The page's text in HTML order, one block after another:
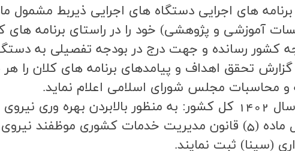
آموزشي و پژوهشي) خود را در راستاي برنامه هاي
كشور رسانده و جهت درج در بودجه تفصيلي به
تحقق اهداف و پيامدهاي برنامه هاي كلان را هر
محاسبات مجلس شوراي اسلامي اعلام نمايد.
بند (ج) تبصره (20) قانون بودجه سال 1402 کل کشور: به منظور
دولت دستگاه هاي اجرايي مشمول ماده (5) قانون مديريت خدمات
(سينا) ثبت نمايند.